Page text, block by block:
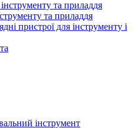
та приладдя
пристрої для інструменту і